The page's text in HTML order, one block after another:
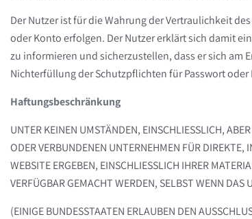
Der Nutzer ist für die Wahrung der Vertraulichkeit
oder Konto erfolgen. Der Nutzer erklärt sich damit
zu informieren und sicherzustellen, dass er sich am
Nichterfüllung der Schutzpflichten für Passwort
Haftungsbeschränkung
UNTER KEINEN UMSTÄNDEN, EINSCHLIESSLICH,
DER VERBUNDENEN UNTERNEHMEN FÜR DIREKTE,
EBSITE ERGEBEN, EINSCHLIESSLICH IHRER
RFÜGBAR GEMACHT WERDEN, SELBST WENN DAS
(EINIGE BUNDESSTAATEN ERLAUBEN DEN